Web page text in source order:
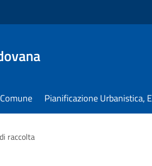
Pianificazione Urbanistica,
raccolta